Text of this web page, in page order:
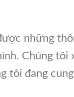
những
Chúng tôi
tôi đang cung